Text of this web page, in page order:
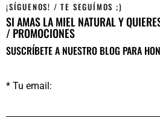
¡SÍGUENOS! / TE SEGUÍMOS ;)
SI AMAS LA MIEL NATURAL Y
/ PROMOCIONES
SUSCRÍBETE A NUESTRO BLOG PARA
* Tu email: